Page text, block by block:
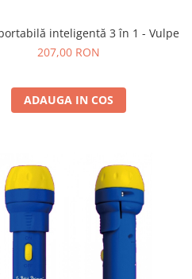
inteligentă 3 în 1 - Vulpe
207,00 RON
ADAUGA IN COS